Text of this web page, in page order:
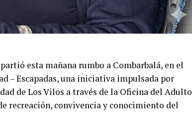
esta mañana rumbo a Combarbalá, en el
– Escapadas, una iniciativa impulsada por
de Los Vilos a través de la Oficina del Adulto
recreación, convivencia y conocimiento del